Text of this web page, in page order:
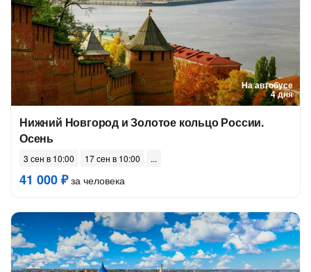
На автобусе
4 дня
Нижний Новгород и Золотое кольцо России.
Осень
3 сен в 10:00 17 сен в 10:00
41 000 ₽за человека